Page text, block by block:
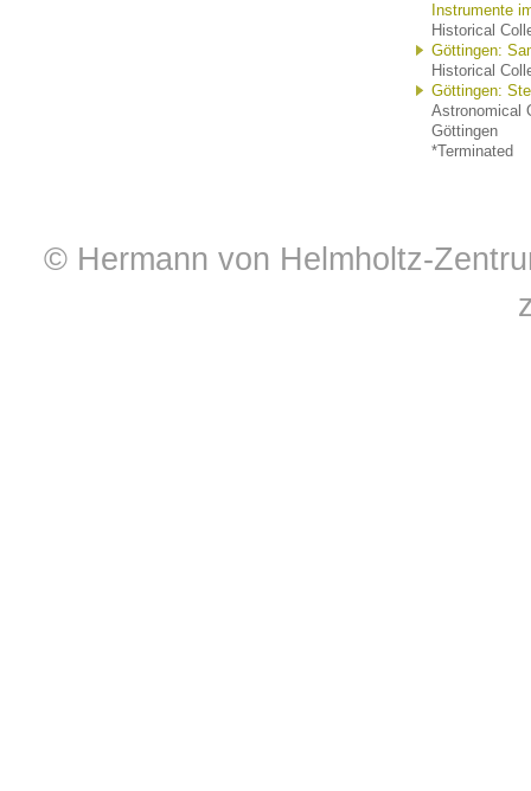
Instrumente
Historical
Göttingen:
Historical
Göttingen:
Astronomical
Göttingen
*Terminated
© Hermann von Helmholtz-